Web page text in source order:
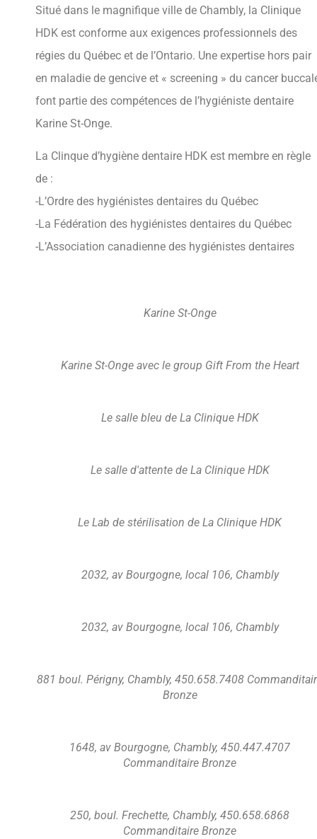
Situé dans le magnifique ville de Chambly, la Clinique
HDK est conforme aux exigences professionnels des
régies du Québec et de l’Ontario. Une expertise hors pair
en maladie de gencive et « screening » du cancer
font partie des compétences de l’hygiéniste dentaire
Karine St-Onge.
La Clinque d’hygiène dentaire HDK est membre en règle
de :
-L’Ordre des hygiénistes dentaires du Québec
-La Fédération des hygiénistes dentaires du Québec
-L’Association canadienne des hygiénistes dentaires
Karine St-Onge
Karine St-Onge avec le group Gift From the Heart
Le salle bleu de La Clinique HDK
Le salle d'attente de La Clinique HDK
Le Lab de stérilisation de La Clinique HDK
2032, av Bourgogne, local 106, Chambly
2032, av Bourgogne, local 106, Chambly
881 boul. Périgny, Chambly, 450.658.7408
Bronze
1648, av Bourgogne, Chambly, 450.447.4707
Commanditaire Bronze
250, boul. Frechette, Chambly, 450.658.6868
Commanditaire Bronze